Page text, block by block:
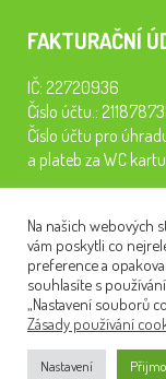
FAKTURAČNÍ
IČ: 22720936
Číslo účtu.:
Číslo účtu pro
a plateb za WC
semináře,
tiskneme odborné
NEWSLETTER
Na našich webových
vám poskytli co
preference a
souhlasíte s
„Nastavení souborů
Zásady používání
Nastavení